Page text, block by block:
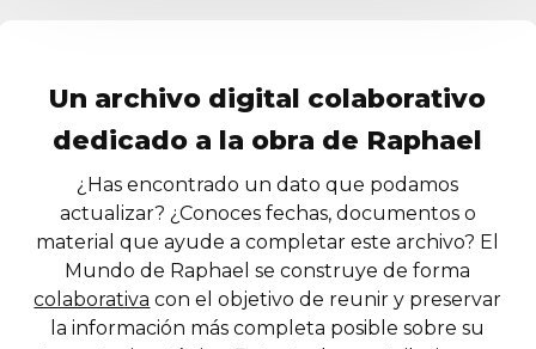
Un archivo digital colaborativo
dedicado a la obra de Raphael
¿Has encontrado un dato que podamos
actualizar? ¿Conoces fechas, documentos o
material que ayude a completar este archivo? El
Mundo de Raphael se construye de forma
colaborativa con el objetivo de reunir y preservar
la información más completa posible sobre su